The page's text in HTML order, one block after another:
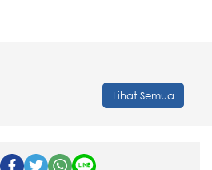
Lihat Semua